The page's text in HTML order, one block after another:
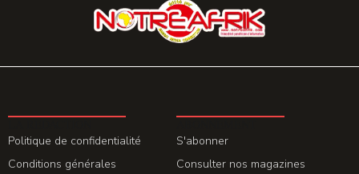
Politique de confidentialité
Conditions générales
S'abonner
Consulter nos magazines